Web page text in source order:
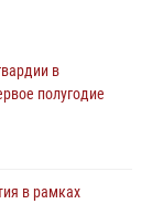
мероприятий в
в
полугодие
в рамках